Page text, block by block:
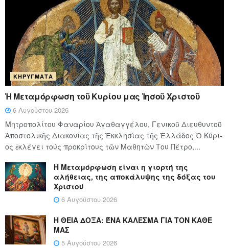
ΚΗΡΎΓΜΑΤΑ
Ἡ Μεταμόρφωση τοῦ Κυρίου μας Ἰησοῦ Χριστοῦ
6 Αυγούστου 2026
Μητροπολίτου Φαναρίου Ἀγαθαγγέλου, Γενικοῦ Διευθυντοῦ
Ἀποστολικῆς Διακονίας τῆς Ἐκκλησίας τῆς Ἑλλάδος Ὁ Κύ­ρι­
ος ἐκλέγει τούς προ­κρί­τους τῶν Μα­θη­τῶν Του Πέ­τρο,...
Η Μεταμόρφωση είναι η γιορτή της
αλήθειας, της αποκάλυψης της δόξας του
Χριστού
6 Αυγούστου 2026
Η ΘΕΙΑ ΔΟΞΑ: ΈΝΑ ΚΑΛΕΣΜΑ ΓΙΑ ΤΟΝ ΚΑΘΕ
ΜΑΣ
5 Αυγούστου 2026